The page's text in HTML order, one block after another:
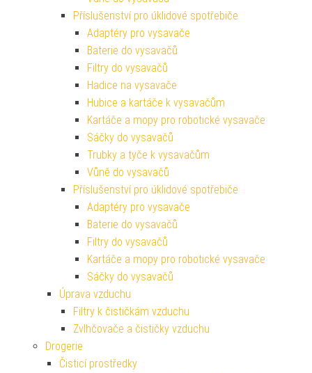
Příslušenství pro úklidové spotřebiče
Adaptéry pro vysavače
Baterie do vysavačů
Filtry do vysavačů
Hadice na vysavače
Hubice a kartáče k vysavačům
Kartáče a mopy pro robotické vysavače
Sáčky do vysavačů
Trubky a tyče k vysavačům
Vůně do vysavačů
Příslušenství pro úklidové spotřebiče
Adaptéry pro vysavače
Baterie do vysavačů
Filtry do vysavačů
Kartáče a mopy pro robotické vysavače
Sáčky do vysavačů
Úprava vzduchu
Filtry k čističkám vzduchu
Zvlhčovače a čističky vzduchu
Drogerie
Čisticí prostředky